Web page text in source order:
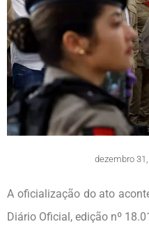
dezembro
A oficialização do ato
Diário Oficial, edição nº